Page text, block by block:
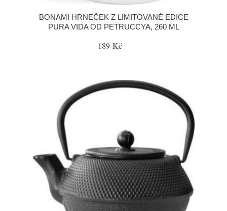
BONAMI HRNEČEK Z LIMITOVANÉ EDICE
PURA VIDA OD PETRUCCYA, 260 ML
189 Kč